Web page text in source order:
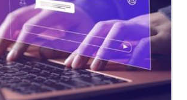
cancer.ca/fr/cancer-
cancer-
breast/treatment/surgery
M. L., & Pfeifer, C. (2023).